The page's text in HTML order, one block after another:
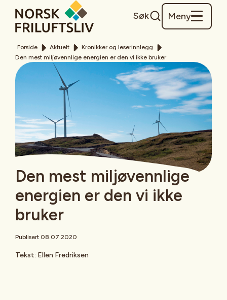
Søk Meny
Forside Aktuelt
Kronikker og leserinnlegg
Den mest miljøvennlige energien er den vi ikke bruker
Den mest miljøvennlige
energien er den vi ikke
bruker
Publisert 08.07.2020
Tekst: Ellen Fredriksen